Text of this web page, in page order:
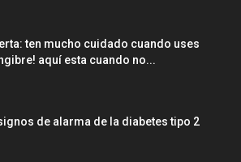
ten mucho cuidado cuando uses
aquí esta cuando no...
de alarma de la diabetes tipo 2